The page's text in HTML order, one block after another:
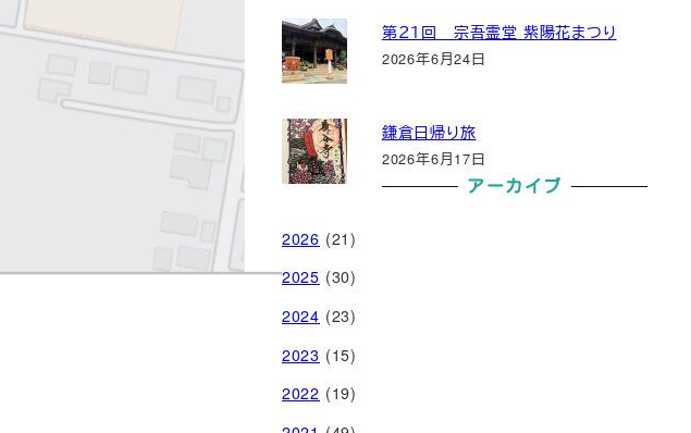
第２１回 宗吾霊堂 紫陽花まつり
2026年6月24日
鎌倉日帰り旅
2026年6月17日
アーカイブ
2026 (21)
2025 (30)
2024 (23)
2023 (15)
2022 (19)